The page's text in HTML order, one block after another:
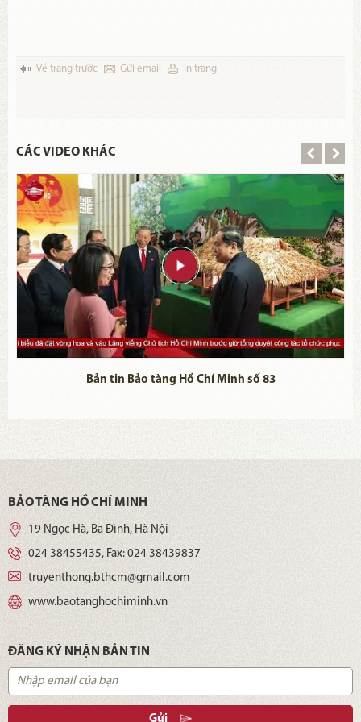
Về trang trước Gửi email in trang
CÁC VIDEO KHÁC
Bản tin Bảo tàng Hồ Chí Minh số 83
BẢO TÀNG HỒ CHÍ MINH
19 Ngọc Hà, Ba Đình, Hà Nội
024 38455435, Fax: 024 38439837
truyenthong.bthcm@gmail.com
www.baotanghochiminh.vn
ĐĂNG KÝ NHẬN BẢN TIN
Gửi